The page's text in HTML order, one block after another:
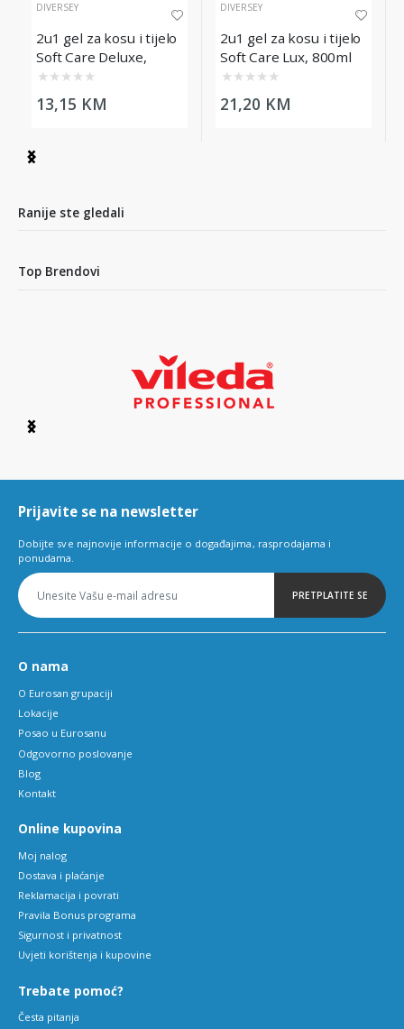
DIVERSEY
2u1 gel za kosu i tijelo
Soft Care Deluxe,
300ml
★ ★ ★ ★ ★
13,15 KM
DIVERSEY
2u1 gel za kosu i tijelo
Soft Care Lux, 800ml
★ ★ ★ ★ ★
21,20 KM
Item
9
Ranije ste gledali
Top Brendovi
Item
6
Prijavite se na newsletter
Dobijte sve najnovije informacije o događajima, rasprodajama i
ponudama.
PRETPLATITE SE
O nama
O Eurosan grupaciji
Lokacije
Posao u Eurosanu
Odgovorno poslovanje
Blog
Kontakt
Online kupovina
Moj nalog
Dostava i plaćanje
Reklamacija i povrati
Pravila Bonus programa
Sigurnost i privatnost
Uvjeti korištenja i kupovine
Trebate pomoć?
Česta pitanja